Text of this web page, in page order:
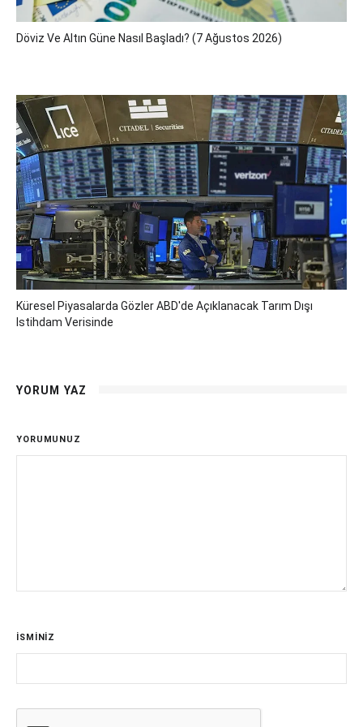
Döviz Ve Altın Güne Nasıl Başladı? (7 Ağustos 2026)
Küresel Piyasalarda Gözler ABD'de Açıklanacak Tarım Dışı
Istihdam Verisinde
YORUM YAZ
YORUMUNUZ
İSMİNİZ